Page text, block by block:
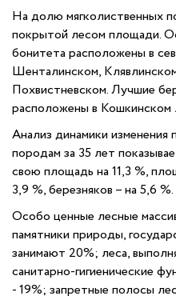
На долю мягколиственных
покрытой лесом площади.
бонитета расположены в
Шенталинском,
Похвистневском. Лучшие
расположены в Кошкинском
Анализ динамики
породам за 35 лет
свою площадь на 11,3 %,
3,9 %, березняков – на 5,6 %.
Особо ценные лесные
памятники природы,
занимают 20%; леса,
санитарно-гигиенические
- 19%; запретные полосы